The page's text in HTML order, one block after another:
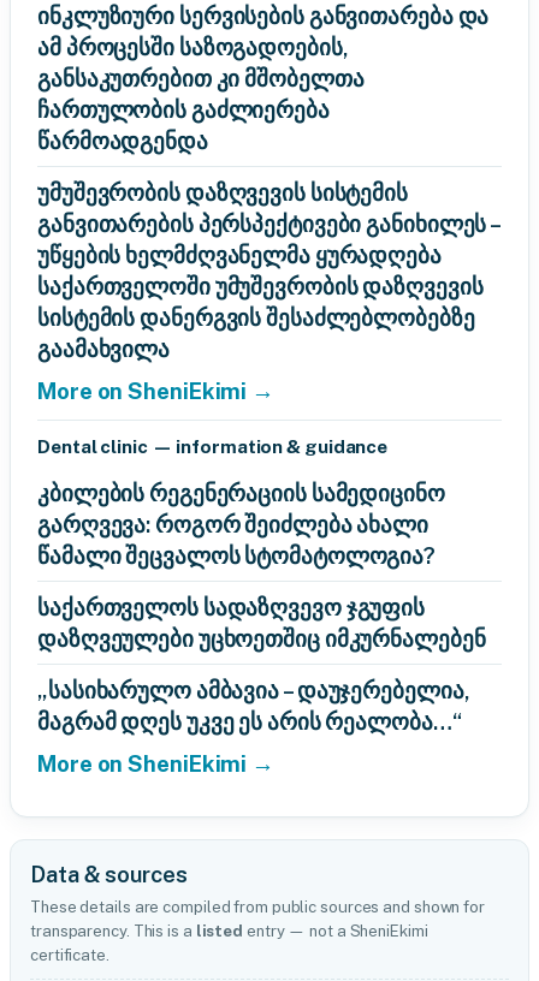
ინკლუზიური სერვისების განვითარება და
ამ პროცესში საზოგადოების,
განსაკუთრებით კი მშობელთა
ჩართულობის გაძლიერება
წარმოადგენდა
უმუშევრობის დაზღვევის სისტემის
განვითარების პერსპექტივები განიხილეს –
უწყების ხელმძღვანელმა ყურადღება
საქართველოში უმუშევრობის დაზღვევის
სისტემის დანერგვის შესაძლებლობებზე
გაამახვილა
More on SheniEkimi →
Dental clinic — information & guidance
კბილების რეგენერაციის სამედიცინო
გარღვევა: როგორ შეიძლება ახალი
წამალი შეცვალოს სტომატოლოგია?
საქართველოს სადაზღვევო ჯგუფის
დაზღვეულები უცხოეთშიც იმკურნალებენ
„სასიხარულო ამბავია – დაუჯერებელია,
მაგრამ დღეს უკვე ეს არის რეალობა…“
More on SheniEkimi →
Data & sources
These details are compiled from public sources and shown for
transparency. This is a listed entry — not a SheniEkimi
certificate.